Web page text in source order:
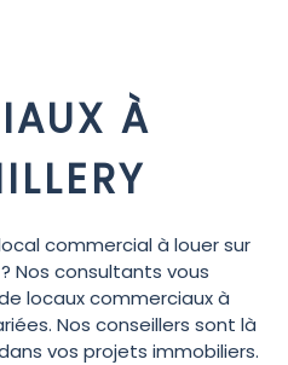
À
commercial à louer sur
Nos consultants vous
locaux commerciaux à
Nos conseillers sont là
vos projets immobiliers.